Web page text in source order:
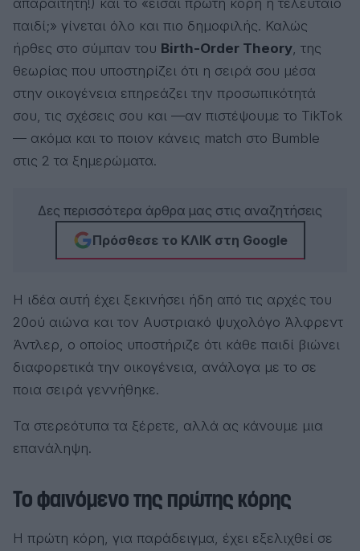
απαραίτητη!) και το «είσαι πρώτη κόρη ή τελευταίο
παιδί;» γίνεται όλο και πιο δημοφιλής. Καλώς
ήρθες στο σύμπαν του Birth-Order Theory, της
θεωρίας που υποστηρίζει ότι η σειρά σου μέσα
στην οικογένεια επηρεάζει την προσωπικότητά
σου, τις σχέσεις σου και —αν πιστέψουμε το TikTok
— ακόμα και το ποιον κάνεις match στο Bumble
στις 2 τα ξημερώματα.
Δες περισσότερα άρθρα μας στις αναζητήσεις
Πρόσθεσε το ΚΛΙΚ στη Google
Η ιδέα αυτή έχει ξεκινήσει ήδη από τις αρχές του
20ού αιώνα και τον Αυστριακό ψυχολόγο Άλφρεντ
Άντλερ, ο οποίος υποστήριζε ότι κάθε παιδί βιώνει
διαφορετικά την οικογένεια, ανάλογα με το σε
ποια σειρά γεννήθηκε.
Τα στερεότυπα τα ξέρετε, αλλά ας κάνουμε μια
επανάληψη.
Το φαινόμενο της πρώτης κόρης
Η πρώτη κόρη, για παράδειγμα, έχει εξελιχθεί σε